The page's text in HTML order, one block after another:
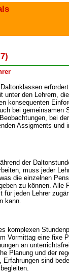
unter den Lehrern,
konsequenten
bei gemeinsamen
bei
Assigments und
der
muss jeder
die einzelnen
zu können. Alle
für jeden Lehrer
kann.
komplexen
Vormittag eine fixe
an
Planung und der
Erfahrungen sind